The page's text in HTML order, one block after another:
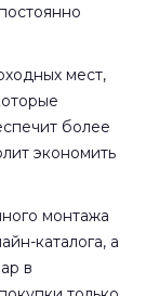
мест,
более
экономить
монтажа
каталога, а
в